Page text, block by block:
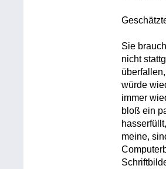
Sie
nicht
würde
immer
bloß ein
meine,